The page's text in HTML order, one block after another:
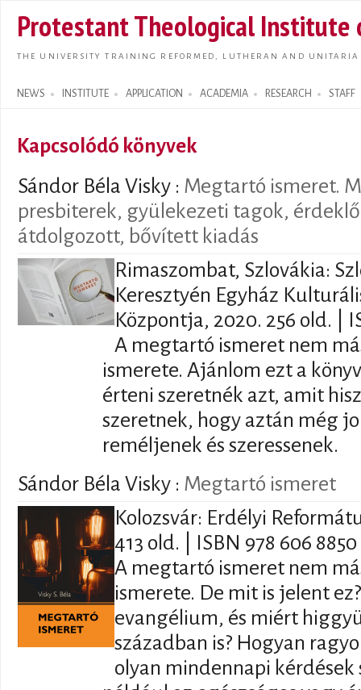
main
Protestant Theological Institute
THE UNIVERSITY TRAINING REFORMED, LUTHERAN AND
NEWS INSTITUTE APPLICATION ACADEMIA RESEARCH STAFF
Search form
Kapcsolódó könyvek
Sándor Béla Visky : Megtartó ismeret.
presbiterek, gyülekezeti tagok,
átdolgozott, bővített kiadás
Rimaszombat, Szlovákia:
Keresztyén Egyház
Központja, 2020. 256 old. |
A megtartó ismeret nem
ismerete. Ajánlom ezt a
érteni szeretnék azt, amit
szeretnek, hogy aztán még
reméljenek és szeressenek.
Sándor Béla Visky : Megtartó ismeret
Kolozsvár: Erdélyi
413 old. | ISBN 978 606 8850
A megtartó ismeret nem
ismerete. De mit is jelent
evangélium, és miért
században is? Hogyan
olyan mindennapi kérdések